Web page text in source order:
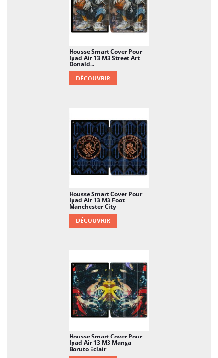
Housse Smart Cover Pour
Ipad Air 13 M3 Street Art
Donald...
DÉCOUVRIR
Housse Smart Cover Pour
Ipad Air 13 M3 Foot
Manchester City
DÉCOUVRIR
Housse Smart Cover Pour
Ipad Air 13 M3 Manga
Boruto Eclair